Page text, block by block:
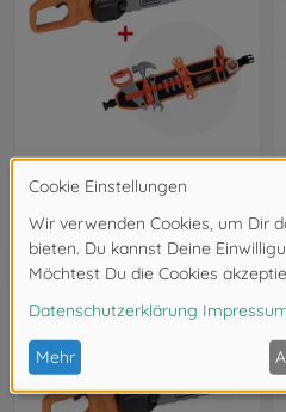
Smoby Black + Decker Bundle
bald wieder verfügbar